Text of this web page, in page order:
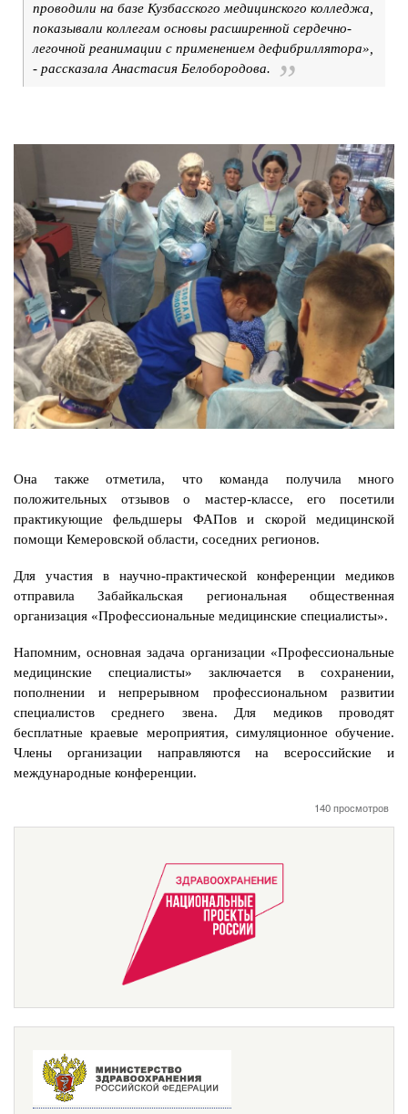
проводили на базе Кузбасского медицинского колледжа,
показывали коллегам основы расширенной сердечно-
легочной реанимации с применением дефибриллятора»,
- рассказала Анастасия Белобородова.
Она также отметила, что команда получила много
положительных отзывов о мастер-классе, его посетили
практикующие фельдшеры ФАПов и скорой медицинской
помощи Кемеровской области, соседних регионов.
Для участия в научно-практической конференции медиков
отправила Забайкальская региональная общественная
организация «Профессиональные медицинские специалисты».
Напомним, основная задача организации «Профессиональные
медицинские специалисты» заключается в сохранении,
пополнении и непрерывном профессиональном развитии
специалистов среднего звена. Для медиков проводят
бесплатные краевые мероприятия, симуляционное обучение.
Члены организации направляются на всероссийские и
международные конференции.
140 просмотров